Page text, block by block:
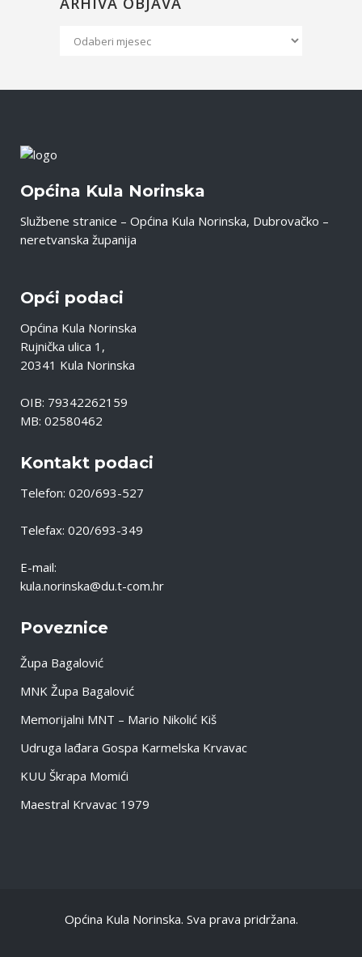
Arhiva
Općina Kula Norinska
Službene stranice – Općina Kula Norinska, Dubrovačko –
neretvanska županija
Opći podaci
Općina Kula Norinska
Rujnička ulica 1,
20341 Kula Norinska
OIB: 79342262159
MB: 02580462
Kontakt podaci
Telefon: 020/693-527
Telefax: 020/693-349
E-mail:
kula.norinska@du.t-com.hr
Poveznice
Župa Bagalović
MNK Župa Bagalović
Memorijalni MNT – Mario Nikolić Kiš
Udruga lađara Gospa Karmelska Krvavac
KUU Škrapa Momići
Maestral Krvavac 1979
Općina Kula Norinska. Sva prava pridržana.